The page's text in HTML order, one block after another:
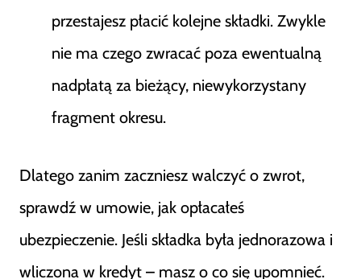
przestajesz płacić kolejne składki. Zwykle
nie ma czego zwracać poza ewentualną
nadpłatą za bieżący, niewykorzystany
fragment okresu.
Dlatego zanim zaczniesz walczyć o zwrot,
sprawdź w umowie, jak opłacałeś
ubezpieczenie. Jeśli składka była jednorazowa i
wliczona w kredyt – masz o co się upomnieć.